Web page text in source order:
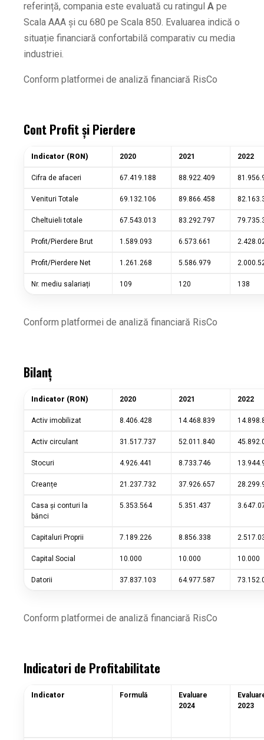
referință, compania este evaluată cu ratingul A pe
Scala AAA și cu 680 pe Scala 850. Evaluarea indică o
situație financiară confortabilă comparativ cu media
industriei.
Conform platformei de analiză financiară RisCo
Cont Profit și Pierdere
Indicator (RON) 2020 2021 2022
Cifra de afaceri 67.419.188 88.922.409
Venituri Totale 69.132.106 89.866.458
Cheltuieli totale 67.543.013 83.292.797
Profit/Pierdere Brut 1.589.093 6.573.661
Profit/Pierdere Net 1.261.268 5.586.979
Nr. mediu salariați 109 120 138
Conform platformei de analiză financiară RisCo
Bilanț
Indicator (RON) 2020 2021 2022
Activ imobilizat 8.406.428 14.468.839
Activ circulant 31.517.737 52.011.840
Stocuri 4.926.441 8.733.746
Creanțe 21.237.732 37.926.657
Casa și conturi la
bănci
5.353.564 5.351.437
Capitaluri Proprii 7.189.226 8.856.338
Capital Social 10.000 10.000 10.000
Datorii 37.837.103 64.977.587
Conform platformei de analiză financiară RisCo
Indicatori de Profitabilitate
Indicator Formulă
Evaluare
2024
2023